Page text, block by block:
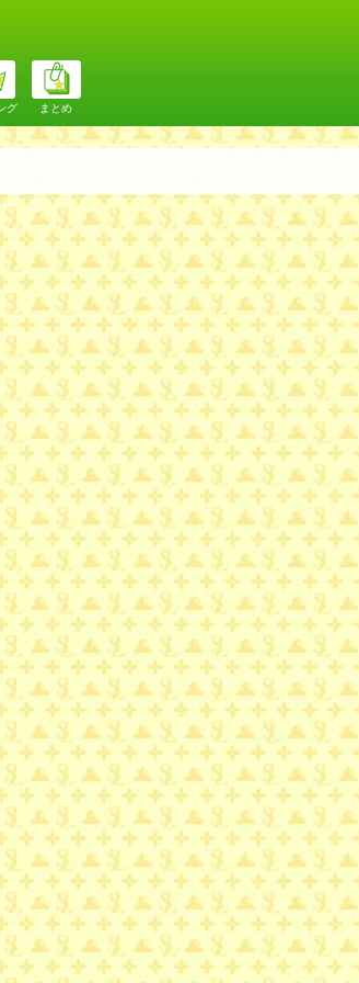
グ まとめ